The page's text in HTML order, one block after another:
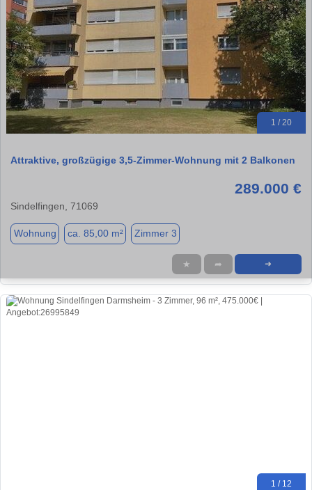
1 / 20
Attraktive, großzügige 3,5-Zimmer-Wohnung mit 2 Balkonen
289.000 €
Sindelfingen, 71069
Wohnung ca. 85,00 m² Zimmer 3
★ ➦ ➜
1 / 12